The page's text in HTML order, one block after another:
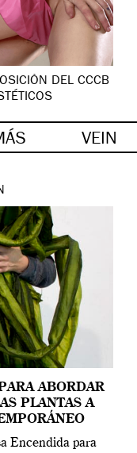
DEL CCCB
VEIN
ABORDAR
PLANTAS A
Encendida para